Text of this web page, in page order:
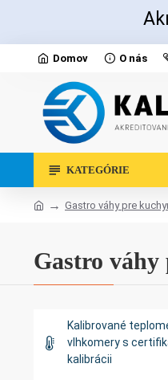
Domov O nás
KATEGÓRIE
Gastro váhy pre
Gastro váhy
Kalibrované
vlhkomery s
kalibrácii